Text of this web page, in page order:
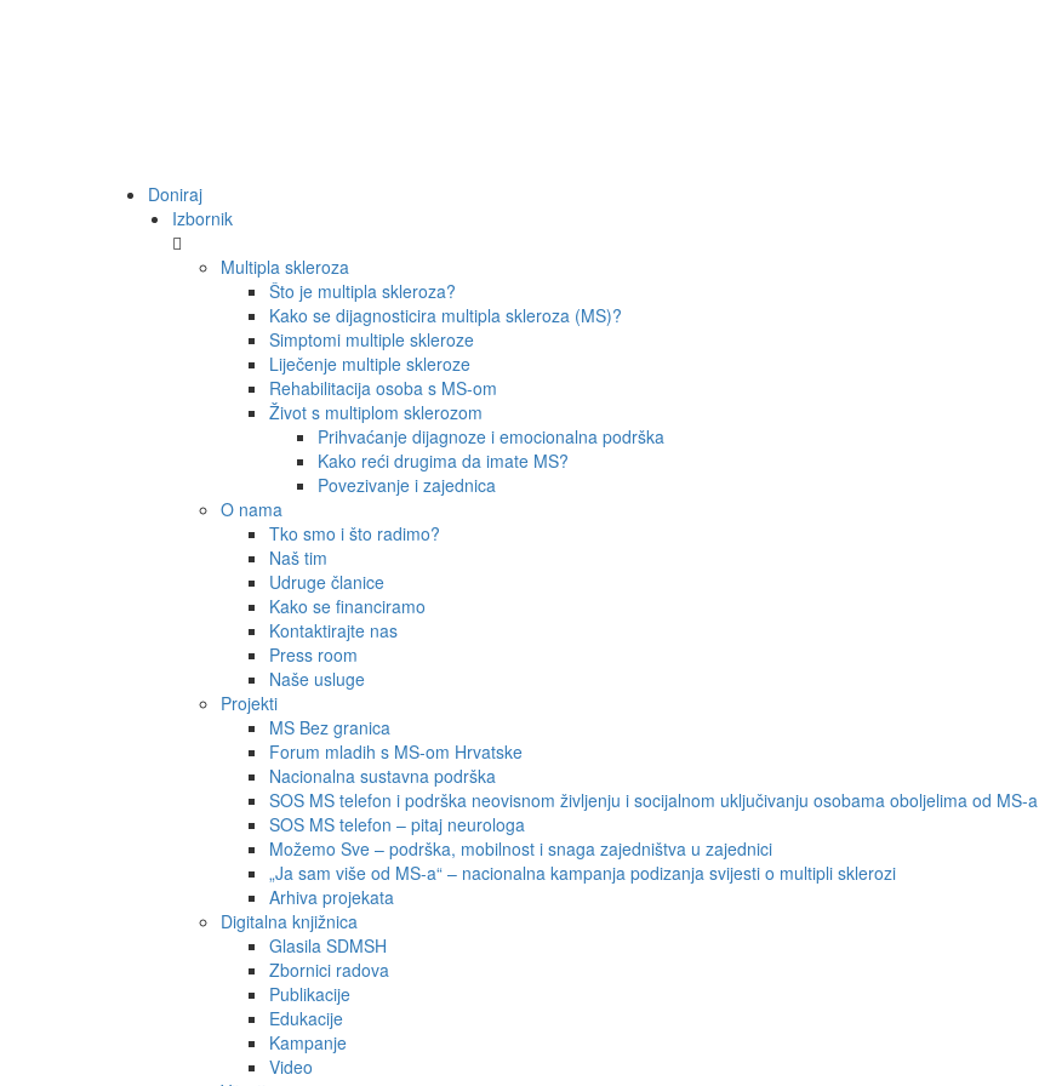
Doniraj
Izbornik
Multipla skleroza
Što je multipla skleroza?
Kako se dijagnosticira multipla skleroza (MS)?
Simptomi multiple skleroze
Liječenje multiple skleroze
Rehabilitacija osoba s MS-om
Život s multiplom sklerozom
Prihvaćanje dijagnoze i emocionalna podrška
Kako reći drugima da imate MS?
Povezivanje i zajednica
O nama
Tko smo i što radimo?
Naš tim
Udruge članice
Kako se financiramo
Kontaktirajte nas
Press room
Naše usluge
Projekti
MS Bez granica
Forum mladih s MS-om Hrvatske
Nacionalna sustavna podrška
SOS MS telefon i podrška neovisnom življenju i socijalnom uključivanju osobama oboljelima od MS-a
SOS MS telefon – pitaj neurologa
Možemo Sve – podrška, mobilnost i snaga zajedništva u zajednici
„Ja sam više od MS-a“ – nacionalna kampanja podizanja svijesti o multipli sklerozi
Arhiva projekata
Digitalna knjižnica
Glasila SDMSH
Zbornici radova
Publikacije
Edukacije
Kampanje
Video